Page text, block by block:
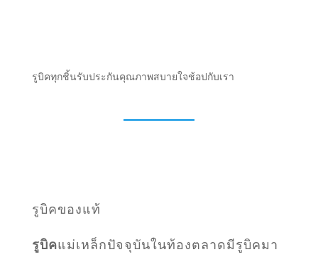
รูบิคทุกชิ้นรับประกันคุณภาพสบายใจช้อปกับเรา
รูบิคของแท้
รูบิคแม่เหล็กปัจจุบันในท้องตลาดมีรูบิคมา